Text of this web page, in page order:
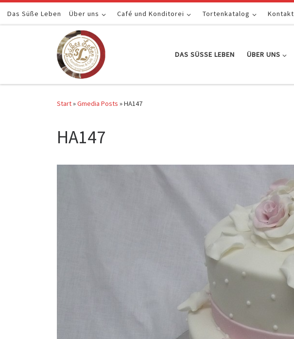
Zum Inhalt springen
Das Süße Leben Über uns Café und Konditorei Tortenkatalog Kontakt
DAS SÜSSE LEBEN ÜBER UNS
Start»Gmedia Posts »HA147
HA147